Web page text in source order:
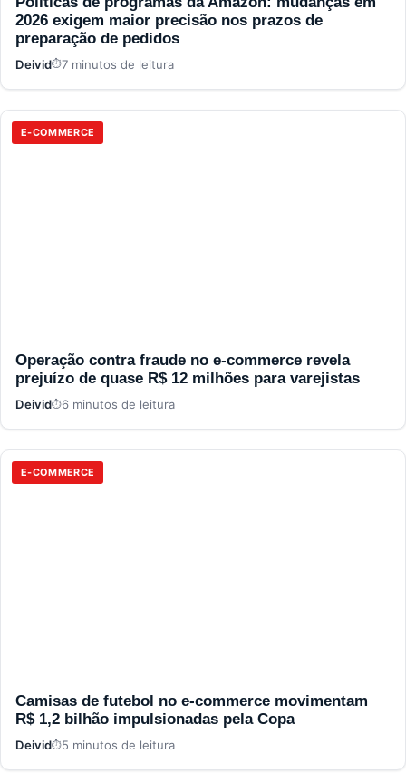
2026 exigem maior precisão nos prazos de
preparação de pedidos
Deivid 7 minutos de leitura
E-COMMERCE
Operação contra fraude no e-commerce revela
prejuízo de quase R$ 12 milhões para varejistas
Deivid 6 minutos de leitura
E-COMMERCE
Camisas de futebol no e-commerce movimentam
R$ 1,2 bilhão impulsionadas pela Copa
Deivid 5 minutos de leitura